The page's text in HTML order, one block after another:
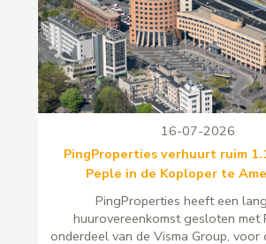
16-07-2026
PingProperties verhuurt ruim
Peple in de Koploper te
PingProperties heeft een
huurovereenkomst gesloten met
onderdeel van de Visma Group, voor